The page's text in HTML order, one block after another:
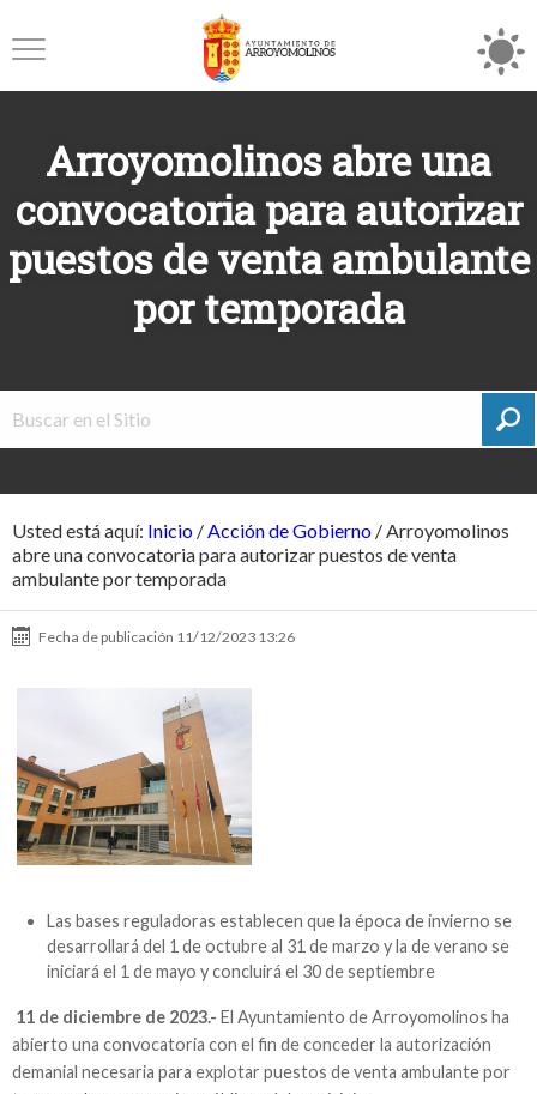
Arroyomolinos abre una
convocatoria para autorizar
puestos de venta ambulante
por temporada
Usted está aquí: Inicio /Acción de Gobierno /Arroyomolinos
abre una convocatoria para autorizar puestos de venta
ambulante por temporada
Fecha de publicación 11/12/2023 13:26
Las bases reguladoras establecen que la época de invierno se
desarrollará del 1 de octubre al 31 de marzo y la de verano se
iniciará el 1 de mayo y concluirá el 30 de septiembre
11 de diciembre de 2023.- El Ayuntamiento de Arroyomolinos ha
abierto una convocatoria con el fin de conceder la autorización
demanial necesaria para explotar puestos de venta ambulante por